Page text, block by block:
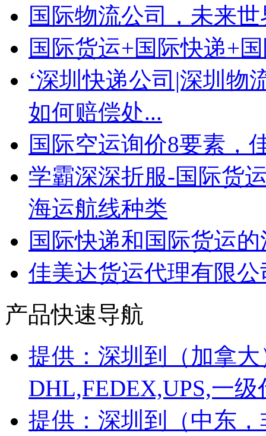
国际物流公司，未来
国际货运+国际快递+
‘深圳快递公司|深圳物
如何赔偿处...
国际空运询价8要素，
学霸深深折服-国际货
海运航线种类
国际快递和国际货运
佳美达货运代理有限
产品快速导航
提供：深圳到（加拿
DHL,FEDEX,UPS,一
提供：深圳到（中东